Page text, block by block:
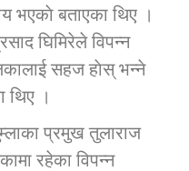
भएकाे बताएका थिए ।
घिमिरेले विपन्न
सहज हाेस् भन्ने
थिए ।
प्रमुख तुलाराज
रहेका विपन्न